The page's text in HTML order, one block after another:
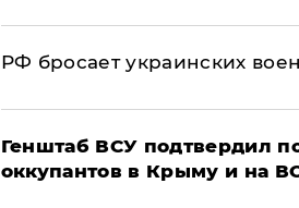
РФ бросает украинских
Генштаб ВСУ подтвердил
оккупантов в Крыму и на